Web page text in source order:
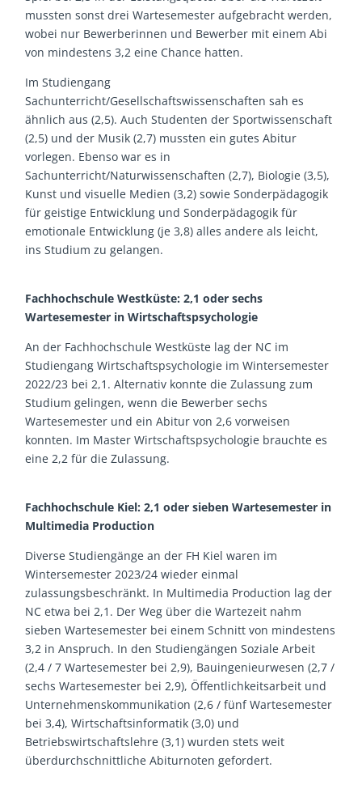
mussten sonst drei Wartesemester aufgebracht werden,
wobei nur Bewerberinnen und Bewerber mit einem Abi
von mindestens 3,2 eine Chance hatten.
Im Studiengang
Sachunterricht/Gesellschaftswissenschaften sah es
ähnlich aus (2,5). Auch Studenten der Sportwissenschaft
(2,5) und der Musik (2,7) mussten ein gutes Abitur
vorlegen. Ebenso war es in
Sachunterricht/Naturwissenschaften (2,7), Biologie (3,5),
Kunst und visuelle Medien (3,2) sowie Sonderpädagogik
für geistige Entwicklung und Sonderpädagogik für
emotionale Entwicklung (je 3,8) alles andere als leicht,
ins Studium zu gelangen.
Fachhochschule Westküste: 2,1 oder sechs
Wartesemester in Wirtschaftspsychologie
An der Fachhochschule Westküste lag der NC im
Studiengang Wirtschaftspsychologie im Wintersemester
2022/23 bei 2,1. Alternativ konnte die Zulassung zum
Studium gelingen, wenn die Bewerber sechs
Wartesemester und ein Abitur von 2,6 vorweisen
konnten. Im Master Wirtschaftspsychologie brauchte es
eine 2,2 für die Zulassung.
Fachhochschule Kiel: 2,1 oder sieben Wartesemester in
Multimedia Production
Diverse Studiengänge an der FH Kiel waren im
Wintersemester 2023/24 wieder einmal
zulassungsbeschränkt. In Multimedia Production lag der
NC etwa bei 2,1. Der Weg über die Wartezeit nahm
sieben Wartesemester bei einem Schnitt von mindestens
3,2 in Anspruch. In den Studiengängen Soziale Arbeit
(2,4 / 7 Wartesemester bei 2,9), Bauingenieurwesen (2,7 /
sechs Wartesemester bei 2,9), Öffentlichkeitsarbeit und
Unternehmenskommunikation (2,6 / fünf Wartesemester
bei 3,4), Wirtschaftsinformatik (3,0) und
Betriebswirtschaftslehre (3,1) wurden stets weit
überdurchschnittliche Abiturnoten gefordert.